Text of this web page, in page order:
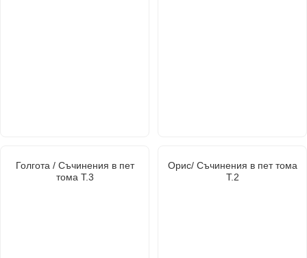
Голгота / Съчинения в пет
тома Т.3
Орис/ Съчинения в пет тома
Т.2